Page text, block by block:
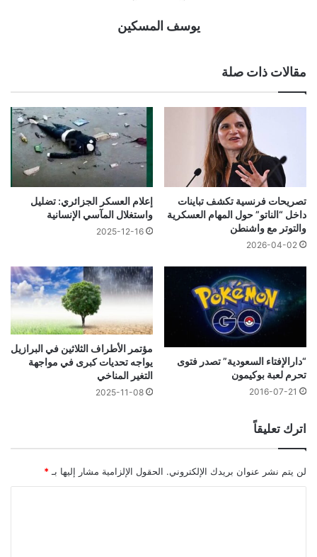
يوسف المسكين
مقالات ذات صلة
تصريحات فرنسية تكشف تباينات
داخل “الناتو” حول المهام العسكرية
والتوتر مع واشنطن
2026-04-02
إعلام العسكر الجزائري: تضليل
واستغلال المآسي الإنسانية
2025-12-16
“دارالإفتاء السعودية” تصدر فتوى
تحرم لعبة بوكيمون
2016-07-21
مؤتمر الأطراف الثلاثين في البرازيل
يواجه تحديات كبرى في مواجهة
التغير المناخي
2025-11-08
اترك تعليقاً
لن يتم نشر عنوان بريدك الإلكتروني. الحقول الإلزامية مشار إليها بـ *